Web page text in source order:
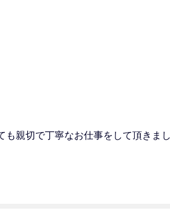
親切で丁寧なお仕事をして頂きま